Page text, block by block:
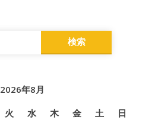
2026年8月
火 水 木 金 土
日